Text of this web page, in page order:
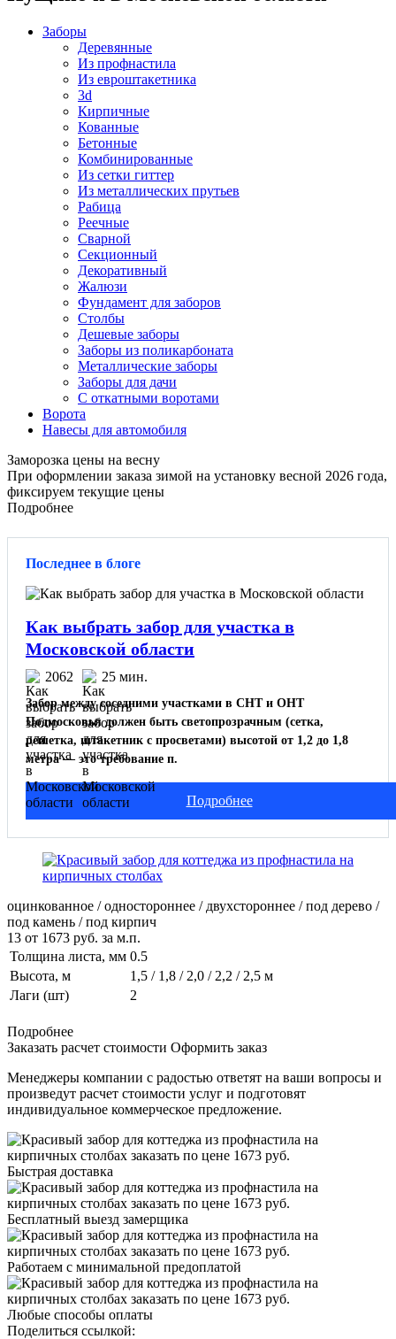
Заборы
Деревянные
Из профнастила
Из евроштакетника
3d
Кирпичные
Кованные
Бетонные
Комбинированные
Из сетки гиттер
Из металлических прутьев
Рабица
Реечные
Сварной
Секционный
Декоративный
Жалюзи
Фундамент для заборов
Столбы
Дешевые заборы
Заборы из поликарбоната
Металлические заборы
Заборы для дачи
С откатными воротами
Ворота
Навесы для автомобиля
Заморозка цены на весну
При оформлении заказа зимой на установку весной 2026 года,
фиксируем текущие цены
Подробнее
Последнее в блоге
Как выбрать забор для участка в
Московской области
2062 25 мин.
Забор между соседними участками в СНТ и ОНТ
Подмосковья должен быть светопрозрачным (сетка,
решетка, штакетник с просветами) высотой от 1,2 до 1,8
метра — это требование п.
Подробнее
оцинкованное / одностороннее / двухстороннее / под дерево /
под камень / под кирпич
13 от 1673 руб. за м.п.
Толщина листа, мм 0.5
Высота, м
1,5 / 1,8 / 2,0 / 2,2 / 2,5 м
Лаги (шт)
2
Подробнее
Заказать расчет стоимости Оформить заказ
Менеджеры компании с радостью ответят на ваши вопросы и
произведут расчет стоимости услуг и подготовят
индивидуальное коммерческое предложение.
Быстрая доставка
Бесплатный выезд замерщика
Работаем с минимальной предоплатой
Любые способы оплаты
Поделиться ссылкой: